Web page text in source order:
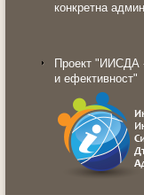
конкретна
Проект "ИИСДА
и ефективност"